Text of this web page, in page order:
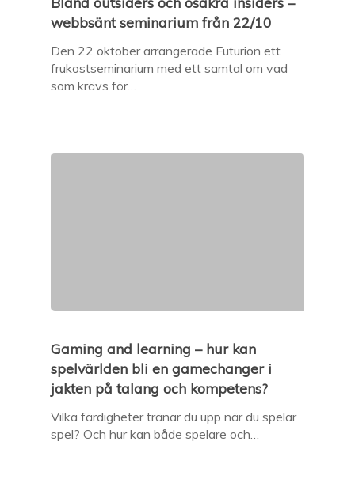
webbsänt seminarium från 22/10
Den 22 oktober arrangerade Futurion ett
frukostseminarium med ett samtal om vad
som krävs för…
Gaming and learning – hur kan
spelvärlden bli en gamechanger i
jakten på talang och kompetens?
Vilka färdigheter tränar du upp när du spelar
spel? Och hur kan både spelare och…